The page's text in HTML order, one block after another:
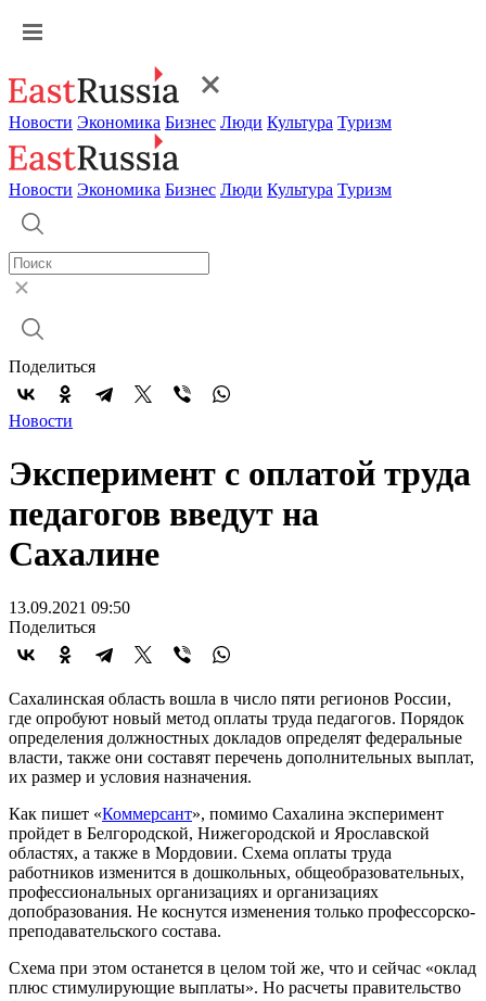
Новости Экономика Бизнес Люди Культура Туризм
Новости Экономика Бизнес Люди Культура Туризм
Поделиться
Новости
Эксперимент с оплатой труда
педагогов введут на
Сахалине
13.09.2021 09:50
Поделиться
Сахалинская область вошла в число пяти регионов России,
где опробуют новый метод оплаты труда педагогов. Порядок
определения должностных докладов определят федеральные
власти, также они составят перечень дополнительных выплат,
их размер и условия назначения.
Как пишет «Коммерсант», помимо Сахалина эксперимент
пройдет в Белгородской, Нижегородской и Ярославской
областях, а также в Мордовии. Схема оплаты труда
работников изменится в дошкольных, общеобразовательных,
профессиональных организациях и организациях
допобразования. Не коснутся изменения только профессорско-
преподавательского состава.
Схема при этом останется в целом той же, что и сейчас «оклад
плюс стимулирующие выплаты». Но расчеты правительство